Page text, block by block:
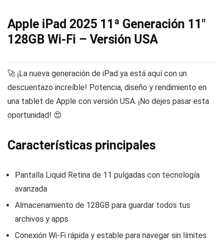
Apple iPad 2025 11ª Generación 11″
128GB Wi-Fi – Versión USA
🚀 ¡La nueva generación de iPad ya está aquí con un
descuentazo increíble! Potencia, diseño y rendimiento en
una tablet de Apple con versión USA. ¡No dejes pasar esta
oportunidad! 😍
Características principales
Pantalla Liquid Retina de 11 pulgadas con tecnología
avanzada
Almacenamiento de 128GB para guardar todos tus
archivos y apps
Conexión Wi-Fi rápida y estable para navegar sin límites